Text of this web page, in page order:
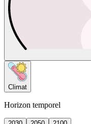
Climat
Horizon temporel